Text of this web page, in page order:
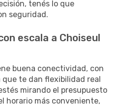
tenés lo que
seguridad.
escala a Choiseul
buena conectividad, con
te dan flexibilidad real
mirando el presupuesto
horario más conveniente,